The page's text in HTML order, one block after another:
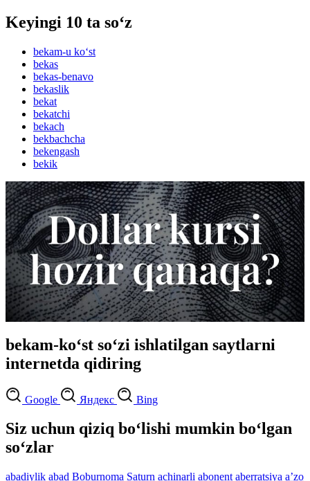
Keyingi 10 ta so‘z
bekam-u ko‘st
bekas
bekas-benavo
bekaslik
bekat
bekatchi
bekach
bekbachcha
bekengash
bekik
bekam-ko‘st so‘zi ishlatilgan saytlarni
internetda qidiring
Google Яндекс Bing
Siz uchun qiziq bo‘lishi mumkin bo‘lgan
so‘zlar
abadiylik abad Boburnoma Saturn achinarli abonent aberratsiya aʼzo